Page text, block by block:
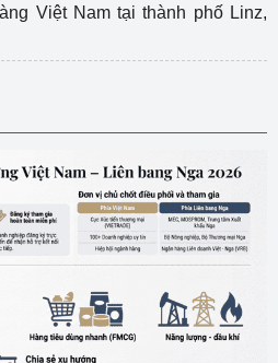
Việt Nam tại thành phố Linz,